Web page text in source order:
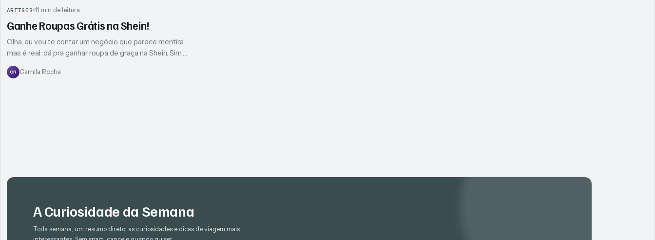
ARTIGOS 11 min de leitura
Ganhe Roupas Grátis na Shein!
Olha, eu vou te contar um negócio que parece mentira
mas é real: dá pra ganhar roupa de graça na Shein. Sim,…
CR Camila Rocha
A Curiosidade da Semana
Toda semana, um resumo direto: as curiosidades e dicas de viagem mais